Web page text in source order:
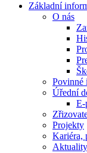
Základní
O nás
Povinné
Úřední
E-
Projekty
Kariéra,
Aktuality